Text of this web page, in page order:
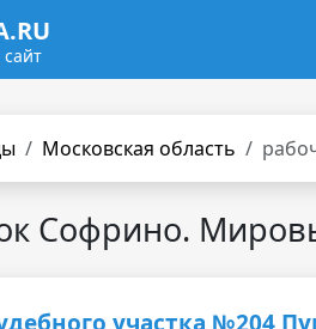
Московская область
Софрино.